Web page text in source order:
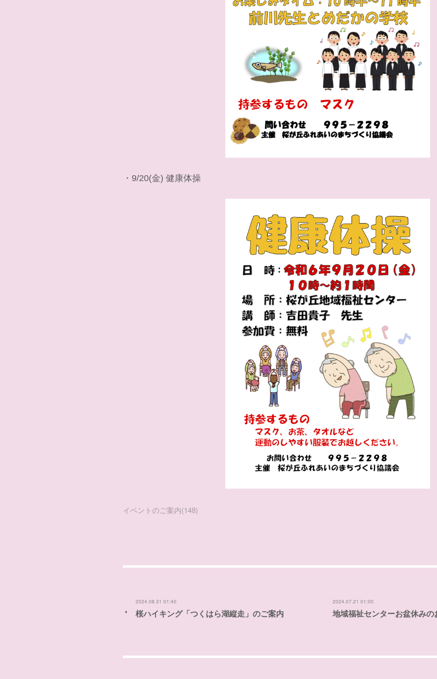
・9/20(金) 健康体操
イベントのご案内(148)
2024.08.31 01:40
桜ハイキング「つくはら湖縦走」のご案内
2024.07.21 01:00
地域福祉センターお盆休みの